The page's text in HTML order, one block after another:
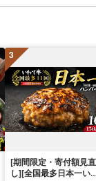
3
[期間限定・寄付額見直
し][全国最多日本一い